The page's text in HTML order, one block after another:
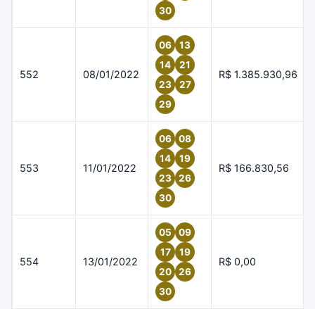
30
552 08/01/2022
06
13
14
21
23
27
29
R$ 1.385.930,96
553 11/01/2022
06
08
14
19
23
26
30
R$ 166.830,56
554 13/01/2022
05
09
17
19
20
26
30
R$ 0,00